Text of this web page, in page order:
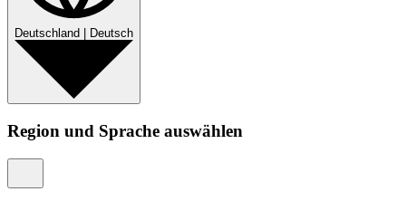
Deutschland Deutsch
Region und Sprache auswählen